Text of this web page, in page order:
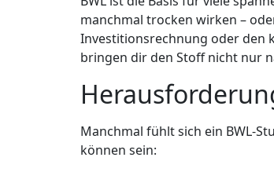
manchmal trocken wirken –
Investitionsrechnung oder den
bringen dir den Stoff nicht nur
Manchmal fühlt sich ein BWL-
können sein: